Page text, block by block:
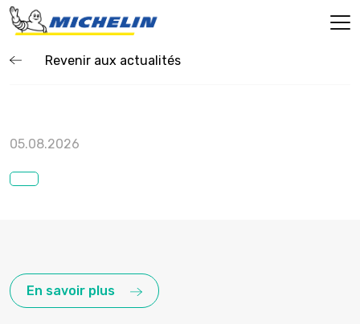
Revenir aux actualités
05.08.2026
En savoir plus